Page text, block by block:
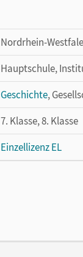
Nordrhein-
Hauptschule,
Geschichte,
7. Klasse, 8. Klasse
Einzellizenz EL